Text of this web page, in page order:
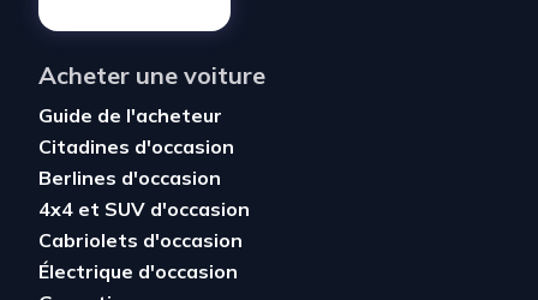
Acheter une voiture
Guide de l'acheteur
Citadines d'occasion
Berlines d'occasion
4x4 et SUV d'occasion
Cabriolets d'occasion
Électrique d'occasion